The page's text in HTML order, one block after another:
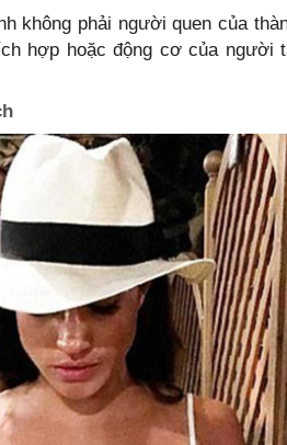
không phải người quen của
hợp hoặc động cơ của người